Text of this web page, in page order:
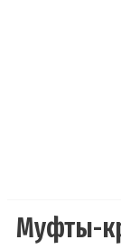
Муфты-